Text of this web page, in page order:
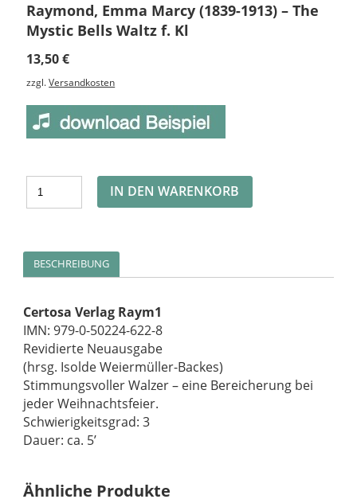
Raymond, Emma Marcy (1839-1913) – The
Mystic Bells Waltz f. Kl
13,50€
zzgl.Versandkosten
IN DEN WARENKORB
BESCHREIBUNG
Certosa Verlag Raym1
IMN: 979-0-50224-622-8
Revidierte Neuausgabe
(hrsg. Isolde Weiermüller-Backes)
Stimmungsvoller Walzer – eine Bereicherung bei
jeder Weihnachtsfeier.
Schwierigkeitsgrad: 3
Dauer: ca. 5’
Ähnliche Produkte